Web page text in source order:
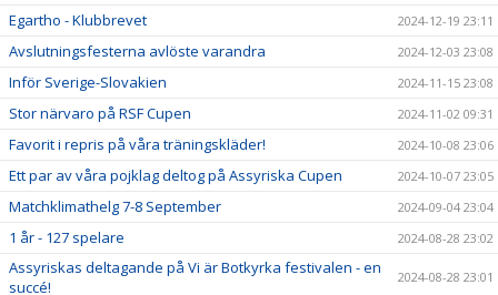
Egartho - Klubbrevet 2024-12-19 23:11
Avslutningsfesterna avlöste varandra 2024-12-03 23:08
Inför Sverige-Slovakien 2024-11-15 23:08
Stor närvaro på RSF Cupen 2024-11-02 09:31
Favorit i repris på våra träningskläder! 2024-10-08 23:06
Ett par av våra pojklag deltog på Assyriska Cupen 2024-10-07 23:05
Matchklimathelg 7-8 September 2024-09-04 23:04
1 år - 127 spelare 2024-08-28 23:02
Assyriskas deltagande på Vi är Botkyrka festivalen - en
succé!
2024-08-28 23:01